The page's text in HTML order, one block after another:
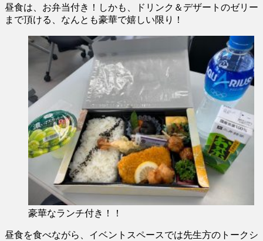
昼食は、お弁当付き！しかも、ドリンク＆デザートのゼリー
まで頂ける、なんとも豪華で嬉しい限り！
豪華なランチ付き！！
昼食を食べながら、イベントスペースでは先生方のトークシ